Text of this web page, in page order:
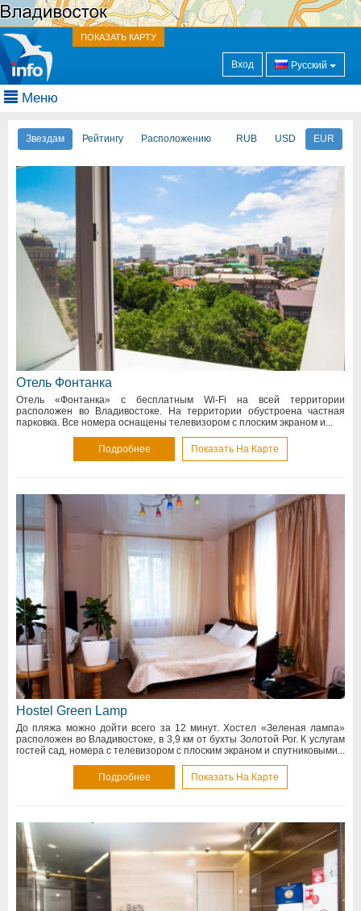
ПОКАЗАТЬ КАРТУ
Вход Русский
Меню
Звездам Рейтингу Расположению RUB USD EUR
Отель Фонтанка
Отель «Фонтанка» с бесплатным Wi-Fi на всей территории
расположен во Владивостоке. На территории обустроена частная
парковка. Все номера оснащены телевизором с плоским экраном и...
Подробнее Показать На Карте
Hostel Green Lamp
До пляжа можно дойти всего за 12 минут. Хостел «Зеленая лампа»
расположен во Владивостоке, в 3,9 км от бухты Золотой Рог. К услугам
гостей сад, номера с телевизором с плоским экраном и спутниковыми...
Подробнее Показать На Карте